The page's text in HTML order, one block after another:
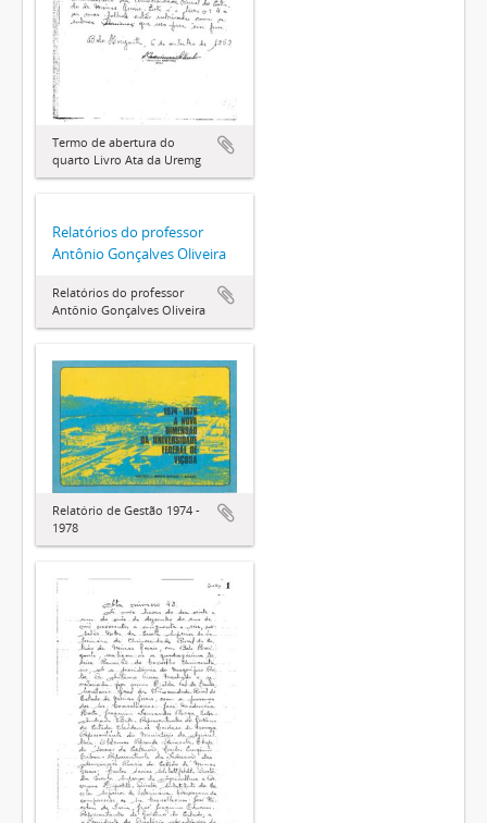
Termo de abertura do
quarto Livro Ata da Uremg
Relatórios do professor
Antônio Gonçalves Oliveira
Relatórios do professor
Antônio Gonçalves Oliveira
Relatório de Gestão 1974 -
1978